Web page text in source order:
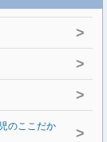
>
>
>
のここだか
>